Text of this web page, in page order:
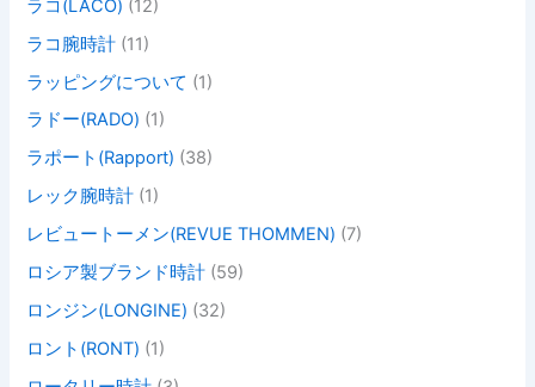
ラコ(LACO) (12)
ラコ腕時計 (11)
ラッピングについて (1)
ラドー(RADO) (1)
ラポート(Rapport) (38)
レック腕時計 (1)
レビュートーメン(REVUE THOMMEN) (7)
ロシア製ブランド時計 (59)
ロンジン(LONGINE) (32)
ロント(RONT) (1)